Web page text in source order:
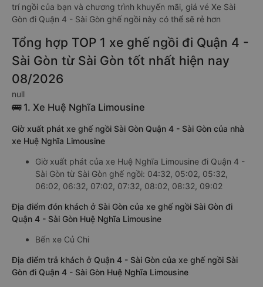
trí ngồi của bạn và chương trình khuyến mãi, giá vé Xe Sài
Gòn đi Quận 4 - Sài Gòn ghế ngồi này có thể sẽ rẻ hơn
Tổng hợp TOP 1 xe ghế ngồi đi Quận 4 -
Sài Gòn từ Sài Gòn tốt nhất hiện nay
08/2026
null
🚌 1. Xe Huệ Nghĩa Limousine
Giờ xuất phát xe ghế ngồi Sài Gòn Quận 4 - Sài Gòn của nhà
xe Huệ Nghĩa Limousine
Giờ xuất phát của xe Huệ Nghĩa Limousine đi Quận 4 -
Sài Gòn từ Sài Gòn ghế ngồi: 04:32, 05:02, 05:32,
06:02, 06:32, 07:02, 07:32, 08:02, 08:32, 09:02
Địa điểm đón khách ở Sài Gòn của xe ghế ngồi Sài Gòn đi
Quận 4 - Sài Gòn Huệ Nghĩa Limousine
Bến xe Củ Chi
Địa điểm trả khách ở Quận 4 - Sài Gòn của xe ghế ngồi Sài
Gòn đi Quận 4 - Sài Gòn Huệ Nghĩa Limousine